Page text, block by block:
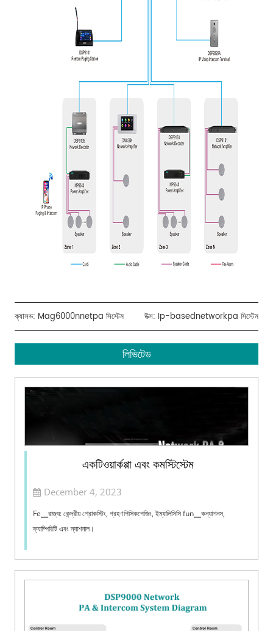
ক্যাসভ: Mag6000nnetpa সিস্টেম উত্স: Ip-basednetworkpa সিস্টেম
লিভিটেড
একটিওয়ার্কপ্পা এবং কমস্টিস্টেম
December 4, 2023
Fe▁রাজ্য: কেন্দ্রীয় শ্রোকস্টিং, গ্রহণপিসিকপেজিং, ইম্যালিসিসি fun▁কন্যাশনস,
ক্যাম্পিরিটি এবং ন্যাশনাল।